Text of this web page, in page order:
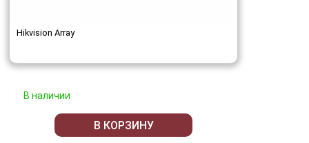
Hikvision Array
В наличии
В КОРЗИНУ